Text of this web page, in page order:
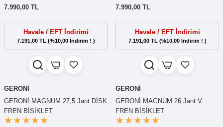
7.990,00 TL
Havale / EFT İndirimi
7.191,00 TL (%10,00 İndirim ! )
7.990,00 TL
Havale / EFT İndirimi
7.191,00 TL (%10,00 İndirim ! )
GERONİ
GERONİ MAGNUM 27,5 Jant DİSK
FREN BİSİKLET
GERONİ
GERONİ MAGNUM 26 Jant V
FREN BİSİKLET